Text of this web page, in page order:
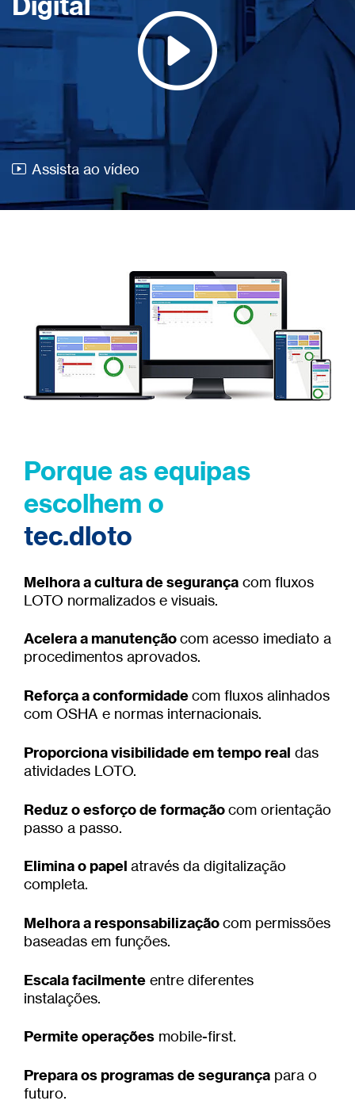
Assista ao vídeo
Porque as equipas
escolhem o
tec.dloto
Melhora a cultura de segurança com ﬂuxos
LOTO normalizados e visuais.
Acelera a manutençãocom acesso imediato a
procedimentos aprovados.
Reforça a conformidadecom ﬂuxos alinhados
com OSHA e normas internacionais.
Proporciona visibilidade em tempo real das
atividades LOTO.
Reduz o esforço de formaçãocom orientação
passo a passo.
Elimina o papel através da digitalização
completa.
Melhora a responsabilizaçãocom permissões
baseadas em funções.
Escala facilmente entre diferentes
instalações.
Permite operações mobile-ﬁrst.
Prepara os programas de segurança para o
futuro.